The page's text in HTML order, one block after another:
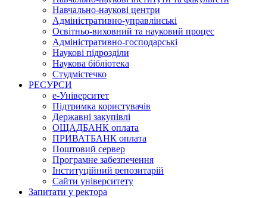
Навчально-наукові центри
Адміністративно-управлінські
Освітньо-виховний та науковий процес
Адміністративно-господарські
Наукові підрозділи
Наукова бібліотека
Студмістечко
РЕСУРСИ
е-Університет
Підтримка користувачів
Державні закупівлі
ОЩАДБАНК оплата
ПРИВАТБАНК оплата
Поштовий сервер
Програмне забезпечення
Інституційний репозитарій
Сайти університету
Запитати у ректора